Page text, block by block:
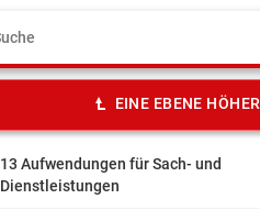
EINE EBENE HÖHER
13 Aufwendungen für Sach- und
Dienstleistungen